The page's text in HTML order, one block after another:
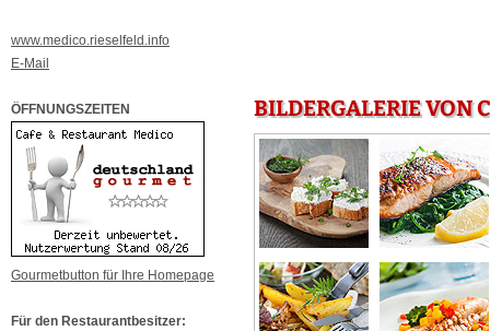
www.medico.rieselfeld.info
E-Mail
ÖFFNUNGSZEITEN
Gourmetbutton für Ihre Homepage
Für den Restaurantbesitzer:
BILDERGALERIE VON